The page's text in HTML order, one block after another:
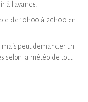
à l'avance.
de 10h00 à 20h00 en
mais peut demander un
selon la météo de tout